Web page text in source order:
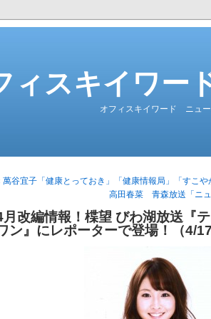
ィスキイワ
オフィスキイワード ニュ
萬谷宜子「健康とっておき」「健康情報局」「すこや
高田春菜 青森放送「ニ
月改編情報！楪望 びわ湖放送『
ン』にレポーターで登場！（4/